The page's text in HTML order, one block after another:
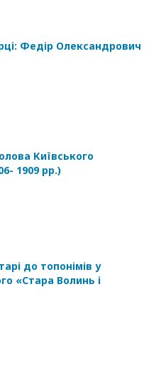
Федір Олександрович
Київського
1909 рр.)
до топонімів у
«Стара Волинь і